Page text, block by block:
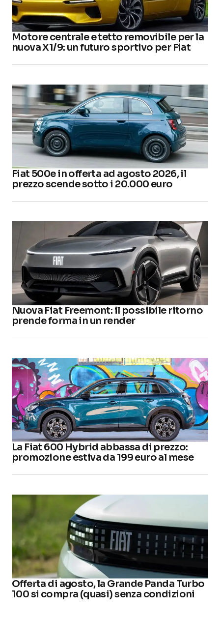
Motore centrale e tetto removibile per la
nuova X1/9: un futuro sportivo per Fiat
Fiat 500e in offerta ad agosto 2026, il
prezzo scende sotto i 20.000 euro
Nuova Fiat Freemont: il possibile ritorno
prende forma in un render
La Fiat 600 Hybrid abbassa di prezzo:
promozione estiva da 199 euro al mese
Offerta di agosto, la Grande Panda Turbo
100 si compra (quasi) senza condizioni